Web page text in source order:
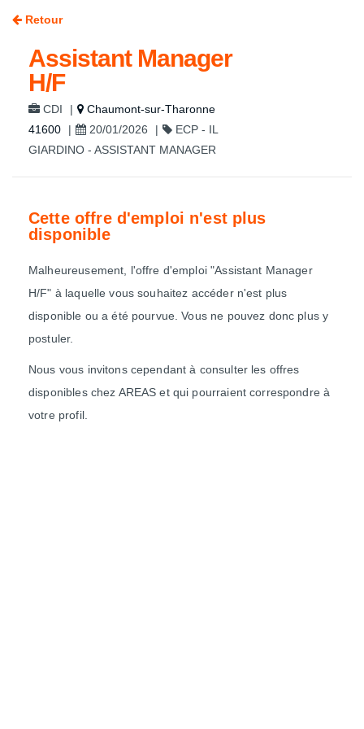
Retour
Assistant Manager
H/F
CDI |
Chaumont-sur-Tharonne
41600
| 20/01/2026 |
ECP - IL
GIARDINO - ASSISTANT MANAGER
Cette offre d'emploi n'est plus
disponible
Malheureusement, l'offre d'emploi "Assistant Manager
H/F" à laquelle vous souhaitez accéder n'est plus
disponible ou a été pourvue. Vous ne pouvez donc plus y
postuler.
Nous vous invitons cependant à consulter les offres
disponibles chez AREAS et qui pourraient correspondre à
votre profil.